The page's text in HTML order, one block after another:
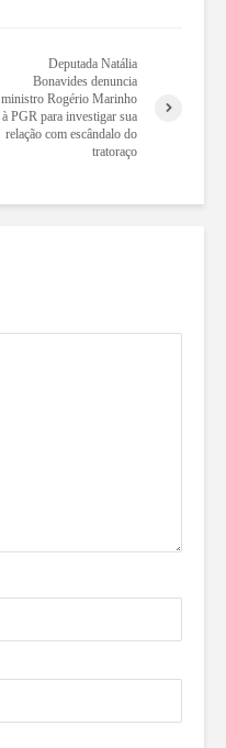
Deputada Natália
Bonavides denuncia
ministro Rogério Marinho
à PGR para investigar sua
relação com escândalo do
tratoraço